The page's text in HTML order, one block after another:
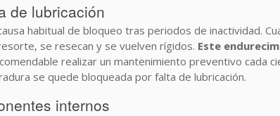
de lubricación
habitual de bloqueo tras periodos de inactividad.
se resecan y se vuelven rígidos. Este
realizar un mantenimiento preventivo cada
se quede bloqueada por falta de lubricación.
internos